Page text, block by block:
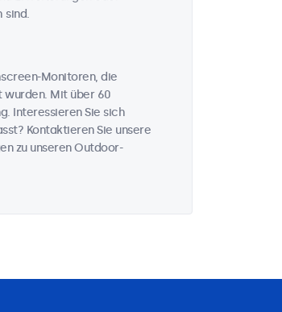
sind.
Monitoren, die
wurden. Mit über 60
Interessieren Sie sich
Kontaktieren Sie unsere
zu unseren Outdoor-